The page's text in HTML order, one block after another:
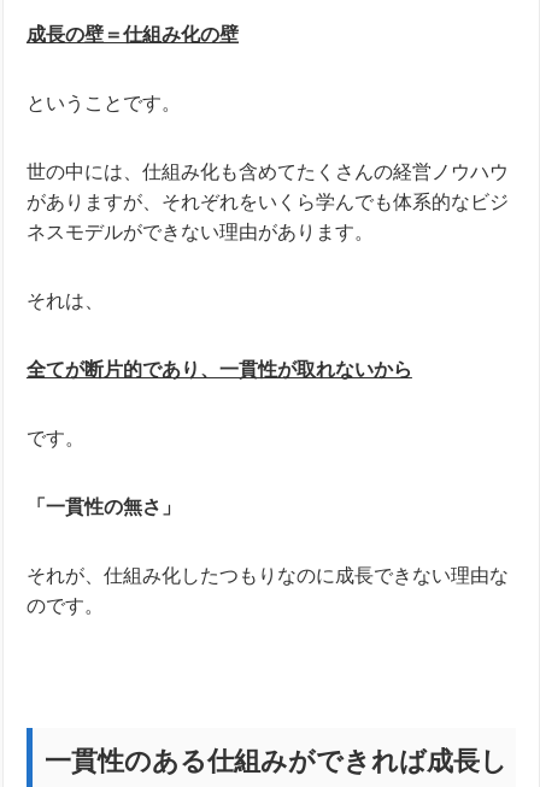
成長の壁＝仕組み化の壁
ということです。
世の中には、仕組み化も含めてたくさんの経営ノウハウ
がありますが、それぞれをいくら学んでも体系的なビジ
ネスモデルができない理由があります。
それは、
全てが断片的であり、一貫性が取れないから
です。
「一貫性の無さ」
それが、仕組み化したつもりなのに成長できない理由な
のです。
一貫性のある仕組みができれば成長し